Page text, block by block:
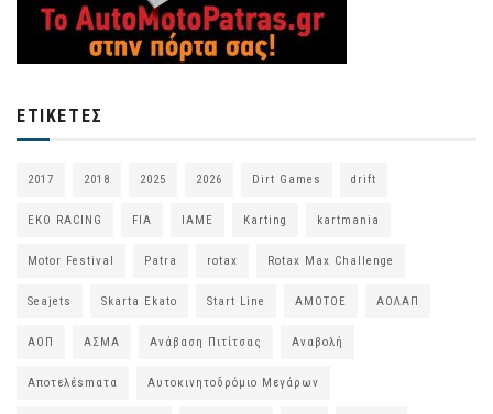
ΕΤΙΚΈΤΕΣ
2017 2018 2025 2026 Dirt Games drift
EKO RACING FIA IAME Karting kartmania
Motor Festival Patra rotax Rotax Max Challenge
Seajets Skarta Ekato Start Line ΑΜΟΤΟΕ ΑΟΛΑΠ
ΑΟΠ ΑΣΜΑ Ανάβαση Πιτίτσας Αναβολή
Αποτελέsmατα Αυτοκινητοδρόμιο Μεγάρων